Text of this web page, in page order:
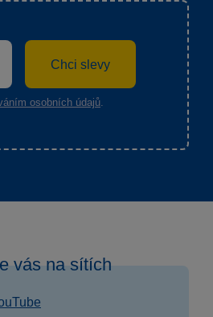
Chci slevy
osobních údajů
vás na sítích